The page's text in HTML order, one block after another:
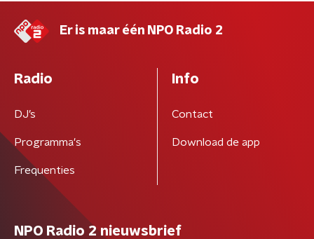
Er is maar één NPO Radio 2
Radio
DJ’s
Programma's
Frequenties
Info
Contact
Download de app
NPO Radio 2 nieuwsbrief